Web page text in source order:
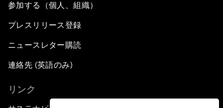
参加する（個人、組織）
プレスリリース登録
ニュースレター購読
連絡先 (英語のみ)
リンク